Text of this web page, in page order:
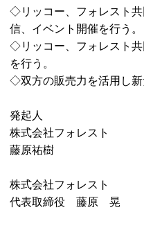
◇リッコー、フォレスト
信、イベント開催を行う。
◇リッコー、フォレスト
を行う。
◇双方の販売力を活用し新
発起人
株式会社フォレスト
藤原祐樹
株式会社フォレスト
代表取締役 藤原 晃